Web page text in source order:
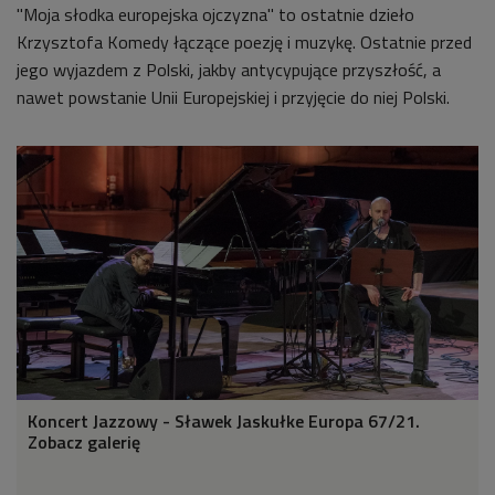
"Moja słodka europejska ojczyzna" to ostatnie dzieło
Krzysztofa Komedy łączące poezję i muzykę. Ostatnie przed
jego wyjazdem z Polski, jakby antycypujące przyszłość, a
nawet powstanie Unii Europejskiej i przyjęcie do niej Polski.
Koncert Jazzowy - Sławek Jaskułke Europa 67/21.
Zobacz galerię